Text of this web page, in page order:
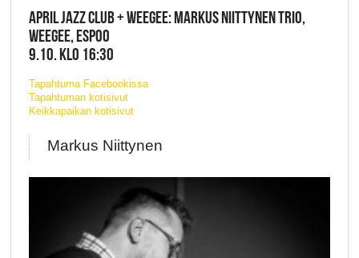
APRIL JAZZ CLUB + WEEGEE: MARKUS NIITTYNEN TRIO,
WEEGEE, ESPOO
9.10. KLO 16:30
Tapahtuma Facebookissa
Tapahtuman kotisivut
Keikkapaikan kotisivut
Markus Niittynen